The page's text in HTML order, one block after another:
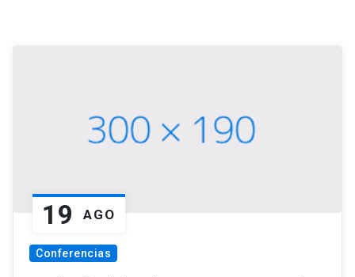
19 AGO
Conferencias